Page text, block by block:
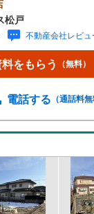
気持ちに寄り添い
ご予約いただくとご
21:00】ご見学希望
する」をクリックし
上の「資料をもらう
イフシミュレーショ
購入後の家族の生活
す。（2）ご購入後
ンシャルライフサポ
のグラフ化、効果的
効果的なタイミング
松戸
不動産会社レビ
をもらう （無料）
電話する （通話料無